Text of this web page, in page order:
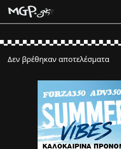
Δεν βρέθηκαν αποτελέσματα